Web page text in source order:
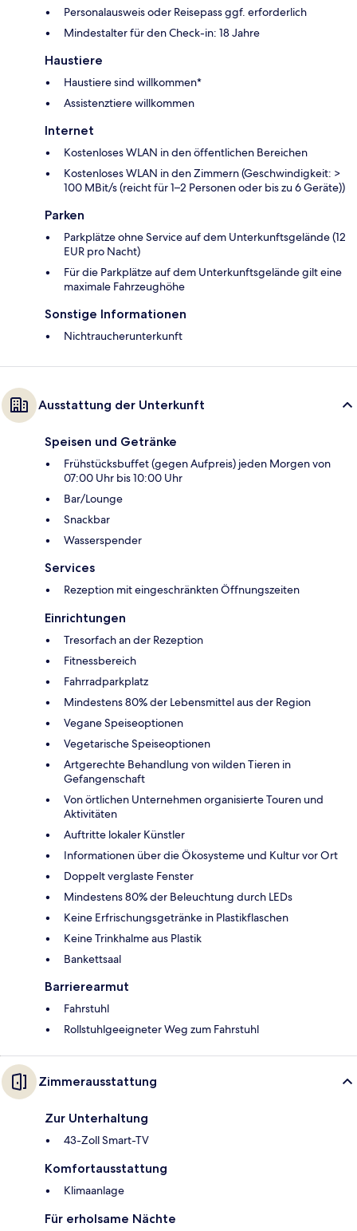
Personalausweis oder Reisepass ggf. erforderlich
Mindestalter für den Check-in: 18 Jahre
Haustiere
Haustiere sind willkommen*
Assistenztiere willkommen
Internet
Kostenloses WLAN in den öffentlichen Bereichen
Kostenloses WLAN in den Zimmern (Geschwindigkeit: >
100 MBit/s (reicht für 1–2 Personen oder bis zu 6 Geräte))
Parken
Parkplätze ohne Service auf dem Unterkunftsgelände (12
EUR pro Nacht)
Für die Parkplätze auf dem Unterkunftsgelände gilt eine
maximale Fahrzeughöhe
Sonstige Informationen
Nichtraucherunterkunft
Ausstattung der Unterkunft
Speisen und Getränke
Frühstücksbuffet (gegen Aufpreis) jeden Morgen von
07:00 Uhr bis 10:00 Uhr
Bar/Lounge
Snackbar
Wasserspender
Services
Rezeption mit eingeschränkten Öffnungszeiten
Einrichtungen
Tresorfach an der Rezeption
Fitnessbereich
Fahrradparkplatz
Mindestens 80% der Lebensmittel aus der Region
Vegane Speiseoptionen
Vegetarische Speiseoptionen
Artgerechte Behandlung von wilden Tieren in
Gefangenschaft
Von örtlichen Unternehmen organisierte Touren und
Aktivitäten
Auftritte lokaler Künstler
Informationen über die Ökosysteme und Kultur vor Ort
Doppelt verglaste Fenster
Mindestens 80% der Beleuchtung durch LEDs
Keine Erfrischungsgetränke in Plastikflaschen
Keine Trinkhalme aus Plastik
Bankettsaal
Barrierearmut
Fahrstuhl
Rollstuhlgeeigneter Weg zum Fahrstuhl
Zimmerausstattung
Zur Unterhaltung
43-Zoll Smart-TV
Komfortausstattung
Klimaanlage
Für erholsame Nächte